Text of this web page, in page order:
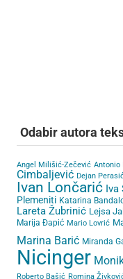
Odabir autora
Angel Milišić-Zečević Antonio
Cimbaljević Dejan
Ivan Lončarić Iva
Plemeniti Katarina
Lareta Žubrinić Lejsa
Marija Đapić Mario Lovrić
Marina Barić Miranda
Nicinger
Roberto Bašić Romina